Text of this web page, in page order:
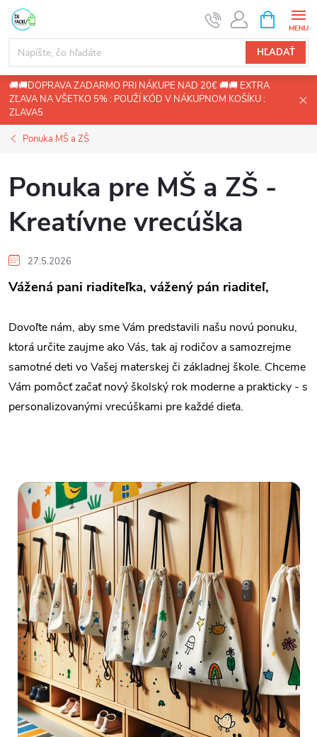
Prejsť
obsah
HĽADAŤ
KOŠÍK
🚚🚚DOPRAVA ZADARMO PRI NÁKUPE NAD 20€ 🚚🚚 EXTRA
ZĽAVA NA VŠETKO 5% : POUŽÍ KÓD V NÁKUPNOM KOŠÍKU :
ZLAVA5
Ponuka MŠ a ZŠ
Ponuka pre MŠ a ZŠ -
Kreatívne vrecúška
27.5.2026
Vážená pani riaditeľka, vážený pán riaditeľ,
Dovoľte nám, aby sme Vám predstavili našu novú ponuku,
ktorá určite zaujme ako Vás, tak aj rodičov a samozrejme
samotné deti vo Vašej materskej či základnej škole. Chceme
Vám pomôcť začať nový školský rok moderne a prakticky - s
personalizovanými vrecúškami pre každé dieťa.